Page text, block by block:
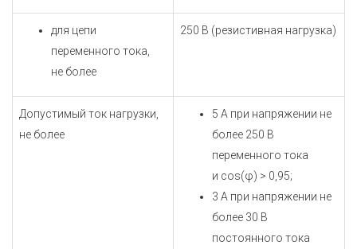
для цепи
переменного тока,
не более
250 В (резистивная нагрузка)
Допустимый ток нагрузки,
не более
5 А при напряжении не
более 250 В
переменного тока
и cos(φ) > 0,95;
3 А при напряжении не
более 30 В
постоянного тока